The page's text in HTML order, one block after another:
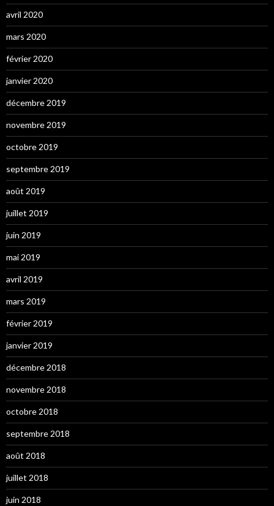
avril 2020
mars 2020
février 2020
janvier 2020
décembre 2019
novembre 2019
octobre 2019
septembre 2019
août 2019
juillet 2019
juin 2019
mai 2019
avril 2019
mars 2019
février 2019
janvier 2019
décembre 2018
novembre 2018
octobre 2018
septembre 2018
août 2018
juillet 2018
juin 2018